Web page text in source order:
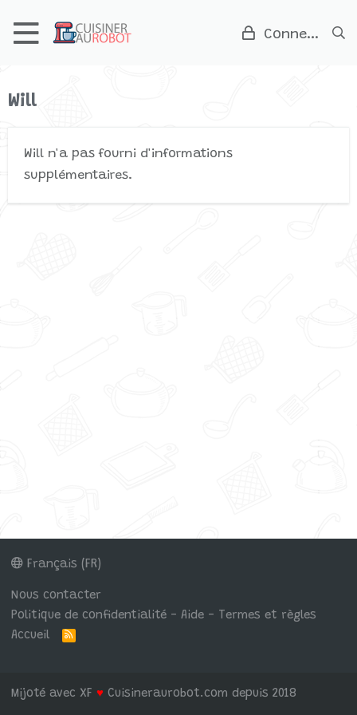
Connexion
Will
Will n'a pas fourni d'informations
supplémentaires.
Français (FR)
Nous contacter
Politique de confidentialité - Aide - Termes et règles
Accueil
R
Mijoté avec XF ♥ Cuisineraurobot.com depuis 2018